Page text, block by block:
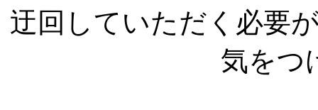
迂回していただく必要
気をつ